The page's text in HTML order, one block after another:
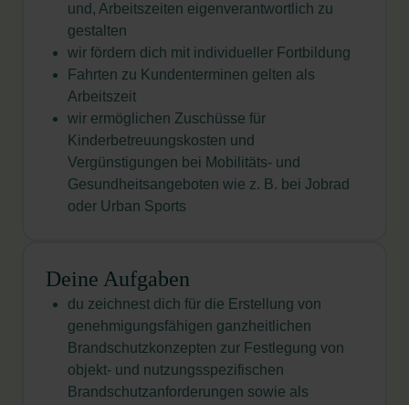
und, Arbeitszeiten eigenverantwortlich zu
gestalten
wir fördern dich mit individueller Fortbildung
Fahrten zu Kundenterminen gelten als
Arbeitszeit
wir ermöglichen Zuschüsse für
Kinderbetreuungskosten und
Vergünstigungen bei Mobilitäts- und
Gesundheitsangeboten wie z. B. bei Jobrad
oder Urban Sports
Deine Aufgaben
du zeichnest dich für die Erstellung von
genehmigungsfähigen ganzheitlichen
Brandschutzkonzepten zur Festlegung von
objekt- und nutzungsspezifischen
Brandschutzanforderungen sowie als